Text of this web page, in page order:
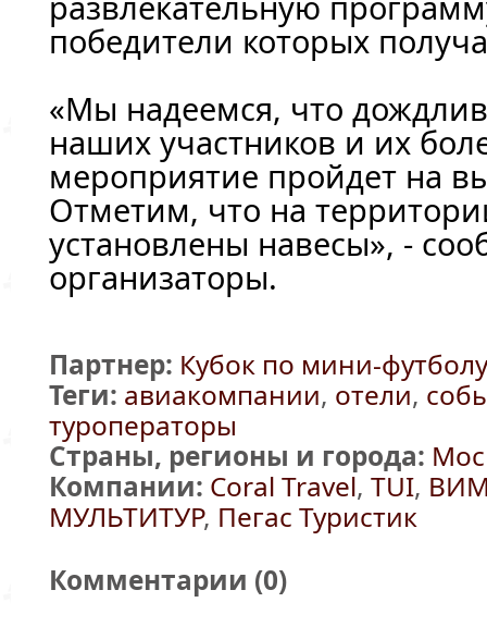
победители которых
«Мы надеемся, что
наших участников и их
мероприятие пройдет на
Отметим, что на
установлены навесы», -
организаторы.
Партнер: Кубок по мини-
Теги: авиакомпании, отели,
туроператоры
Страны, регионы и города:
Компании: Coral Travel, TUI,
МУЛЬТИТУР, Пегас Туристик
Комментарии (0)